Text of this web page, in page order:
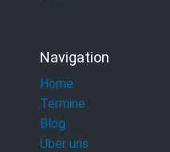
Navigation
Home
Termine
Blog
Über uns